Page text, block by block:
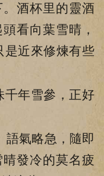
酒杯里的靈酒
看向葉雪晴，
是近來修煉有些
年雪參，正好
氣略急，隨即
發冷的莫名疲